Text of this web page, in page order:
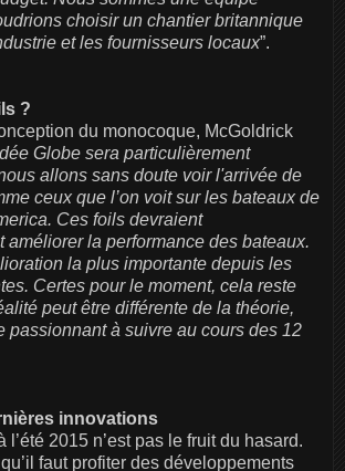
choisir un chantier britannique
et les fournisseurs locaux”.
?
du monocoque, McGoldrick
Globe sera particulièrement
allons sans doute voir l'arrivée de
ceux que l’on voit sur les bateaux de
Ces foils devraient
améliorer la performance des bateaux.
la plus importante depuis les
Certes pour le moment, cela reste
peut être différente de la théorie,
passionnant à suivre au cours des 12
innovations
l’été 2015 n’est pas le fruit du hasard.
faut profiter des développements